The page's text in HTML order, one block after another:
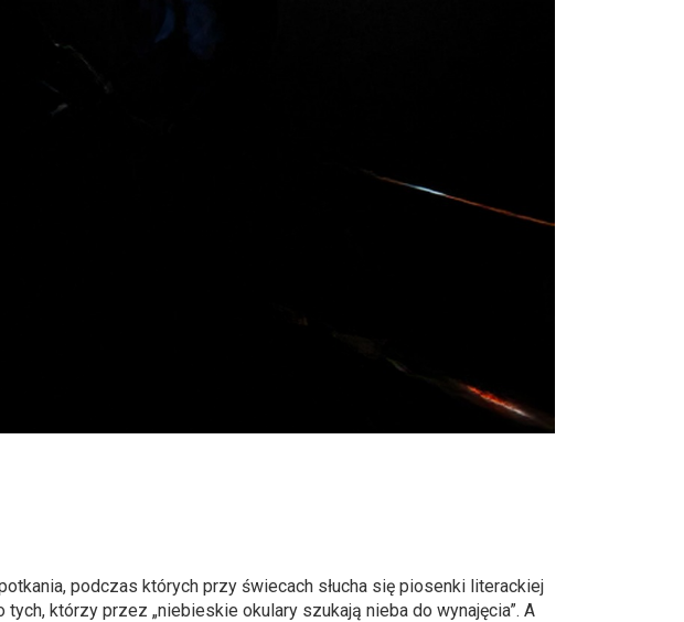
podczas których przy świecach słucha się piosenki literackiej
którzy przez „niebieskie okulary szukają nieba do wynajęcia”. A